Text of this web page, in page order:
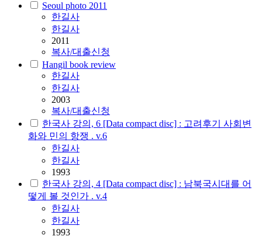
Seoul photo 2011
한길사
한길사
2011
복사/대출신청
Hangil book review
한길사
한길사
2003
복사/대출신청
한국사 강의, 6 [Data compact disc] : 고려후기 사회변
화와 민의 항쟁 . v.6
한길사
한길사
1993
한국사 강의, 4 [Data compact disc] : 남북국시대를 어
떻게 볼 것인가 . v.4
한길사
한길사
1993